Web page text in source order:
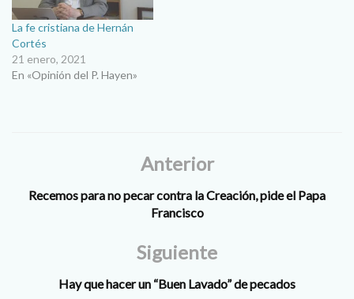
La fe cristiana de Hernán
Cortés
21 enero, 2021
En «Opinión del P. Hayen»
Anterior
Recemos para no pecar contra la Creación, pide el Papa
Francisco
Siguiente
Hay que hacer un “Buen Lavado” de pecados